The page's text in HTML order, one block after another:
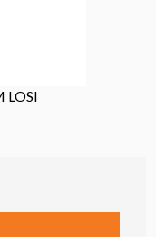
LOSI